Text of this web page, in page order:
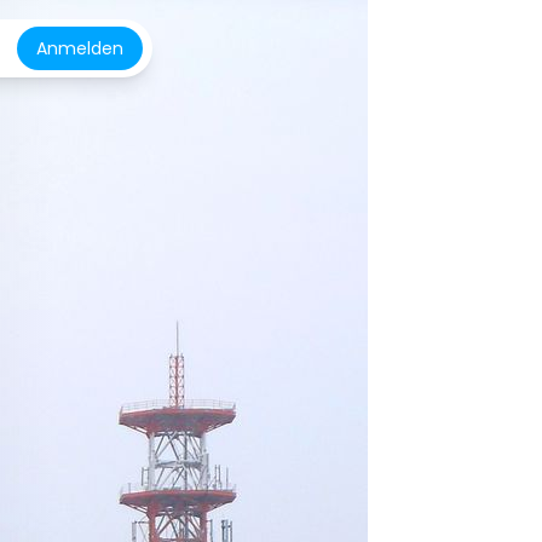
Anmelden